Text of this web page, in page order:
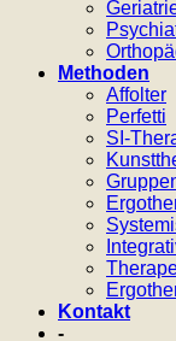
Methoden
Affolter
Perfetti
SI-
Kontakt
-